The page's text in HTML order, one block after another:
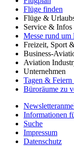
Flüge finden
Flüge &
Service & Infos
Messe rund
Freizeit, Sport
Business-
Aviation
Unternehmen
Tagen &
Büroräume zu
Informationen
Suche
Impressum
Datenschutz